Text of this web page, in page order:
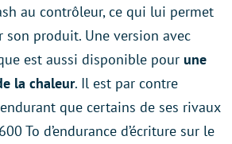
au contrôleur, ce qui lui permet
produit. Une version avec
est aussi disponible pour une
la chaleur. Il est par contre
que certains de ses rivaux
To d’endurance d’écriture sur le